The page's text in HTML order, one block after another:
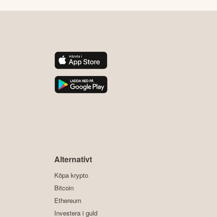
Alternativt
Köpa krypto
Bitcoin
Ethereum
Investera i guld